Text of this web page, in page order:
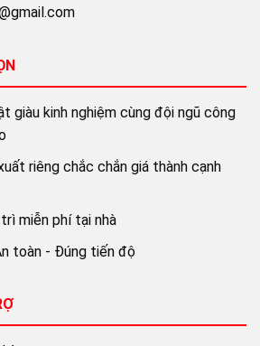
giàu kinh nghiệm cùng đội ngũ công
riêng chắc chắn giá thành cạnh
miễn phí tại nhà
toàn - Đúng tiến độ